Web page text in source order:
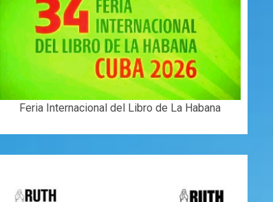
Feria Internacional del Libro de La Habana